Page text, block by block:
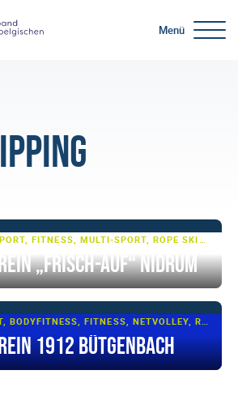
Menü
NIDRUM
„Frisch-Auf“ Nidrum
1912 Bütgenbach